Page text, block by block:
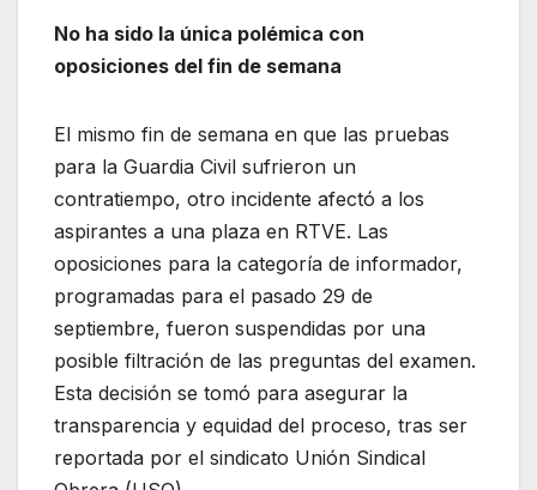
No ha sido la única polémica con
oposiciones del fin de semana
El mismo fin de semana en que las pruebas
para la Guardia Civil sufrieron un
contratiempo, otro incidente afectó a los
aspirantes a una plaza en RTVE. Las
oposiciones para la categoría de informador,
programadas para el pasado 29 de
septiembre, fueron suspendidas por una
posible filtración de las preguntas del examen.
Esta decisión se tomó para asegurar la
transparencia y equidad del proceso, tras ser
reportada por el sindicato Unión Sindical